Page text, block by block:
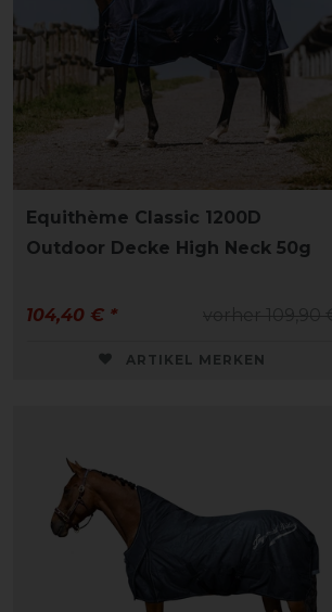
Equithème Classic 1200D
Outdoor Decke High Neck 50g
104,40 € *
ARTIKEL MERKEN